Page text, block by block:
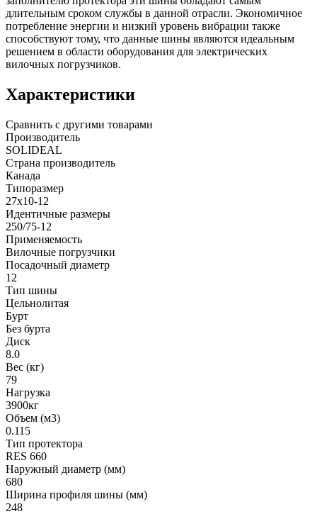
длительным сроком службы в данной отрасли. Экономичное
потребление энергии и низкий уровень вибрации также
способствуют тому, что данные шины являются идеальным
решением в области оборудования для электрических
вилочных погрузчиков.
Характеристики
Сравнить с другими товарами
Производитель
SOLIDEAL
Страна производитель
Канада
Типоразмер
27x10-12
Идентичные размеры
250/75-12
Применяемость
Вилочные погрузчики
Посадочный диаметр
12
Тип шины
Цельнолитая
Бурт
Без бурта
Диск
8.0
Вес (кг)
79
Нагрузка
3900кг
Объем (м3)
0.115
Тип протектора
RES 660
Наружный диаметр (мм)
680
Ширина профиля шины (мм)
248